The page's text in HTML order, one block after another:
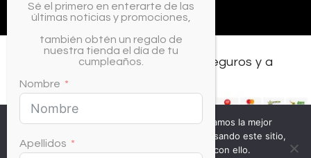
Todos los medios de pago, seguros y a
Sé el primero en enterarte de las
últimas noticias y promociones,
también obtén un regalo de
nuestra tienda el día de tu
cumpleaños.
Nombre
Apellidos
Usamos cookies para asegurar que te damos la mejor
experiencia en nuestra web. Si continúas usando este sitio,
asumiremos que estás de acuerdo con ello.